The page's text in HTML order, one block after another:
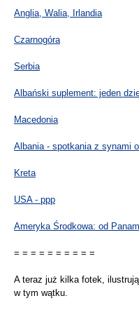
Anglia, Walia, Irlandia
Czarnogóra
Serbia
Albański suplement: jeden
Macedonia
Albania - spotkania z synami
Kreta
USA - ppp
Ameryka Środkowa: od
= = = = = = = = = =
A teraz już kilka fotek,
w tym wątku.